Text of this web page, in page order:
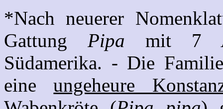
*Nach neuerer
Gattung Pipa mit 7
Südamerika. - Die
eineungeheure